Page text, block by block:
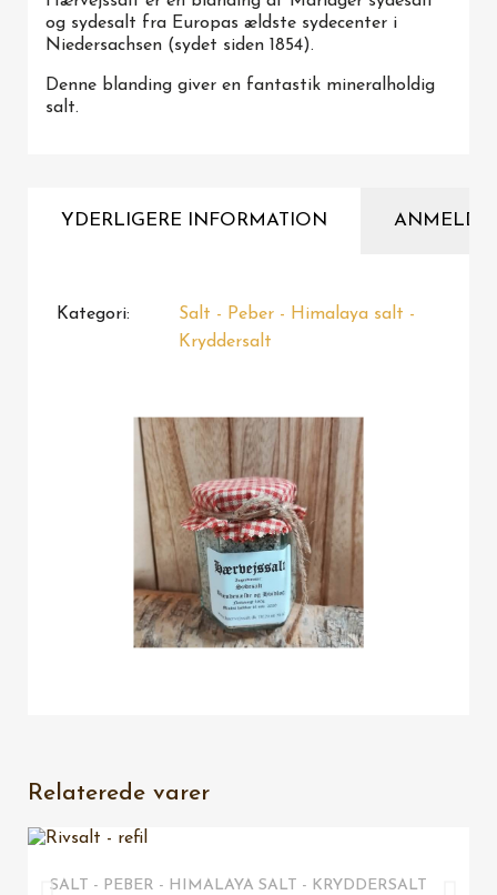
og sydesalt fra Europas ældste sydecenter i
Niedersachsen (sydet siden 1854).
Denne blanding giver en fantastik mineralholdig
salt.
YDERLIGERE INFORMATION
Kategori
Salt - Peber - Himalaya salt -
Kryddersalt
Relaterede varer
VIS HER
SALT - PEBER - HIMALAYA SALT - KRYDDERSALT